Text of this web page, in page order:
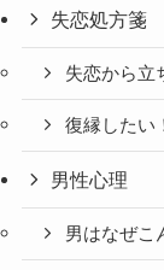
失恋処方箋
失恋から立
復縁したい
男性心理
男はなぜこ